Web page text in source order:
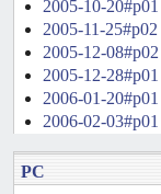
2005-10-20#p01
2005-11-25#p02
2005-12-08#p02
2005-12-28#p01
2006-01-20#p01
2006-02-03#p01
PC